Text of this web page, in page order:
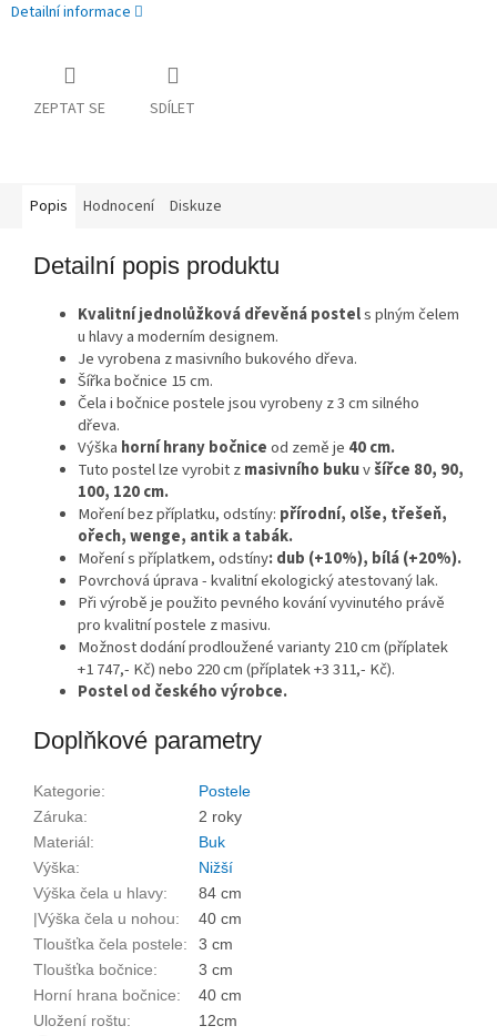
Detailní informace
ZEPTAT SE SDÍLET
Popis Hodnocení Diskuze
Detailní popis produktu
Kvalitní jednolůžková dřevěná postels plným čelem
u hlavy a moderním designem.
Je vyrobena z masivního bukového dřeva.
Šířka bočnice 15 cm.
Čela i bočnice postele jsou vyrobeny z 3 cm silného
dřeva.
Výška horní hrany bočniceod země je 40 cm.
Tuto postel lze vyrobit zmasivního bukuvšířce 80, 90,
100, 120 cm.
Moření bez příplatku, odstíny: přírodní, olše, třešeň,
ořech, wenge, antik a tabák.
Moření s příplatkem, odstíny: dub (+10%), bílá (+20%).
Povrchová úprava - kvalitní ekologický atestovaný lak.
Při výrobě je použito pevného kování vyvinutého právě
pro kvalitní postele z masivu.
Možnost dodání prodloužené varianty 210 cm (příplatek
+1 747,- Kč) nebo 220 cm (příplatek +3 311,- Kč).
Postel od českého výrobce.
Doplňkové parametry
Kategorie:
Postele
Záruka:
2 roky
Materiál:
Buk
Výška:
Nižší
Výška čela u hlavy:
84 cm
|Výška čela u nohou:
40 cm
Tloušťka čela postele:
3 cm
Tloušťka bočnice:
3 cm
Horní hrana bočnice:
40 cm
Uložení roštu:
12cm